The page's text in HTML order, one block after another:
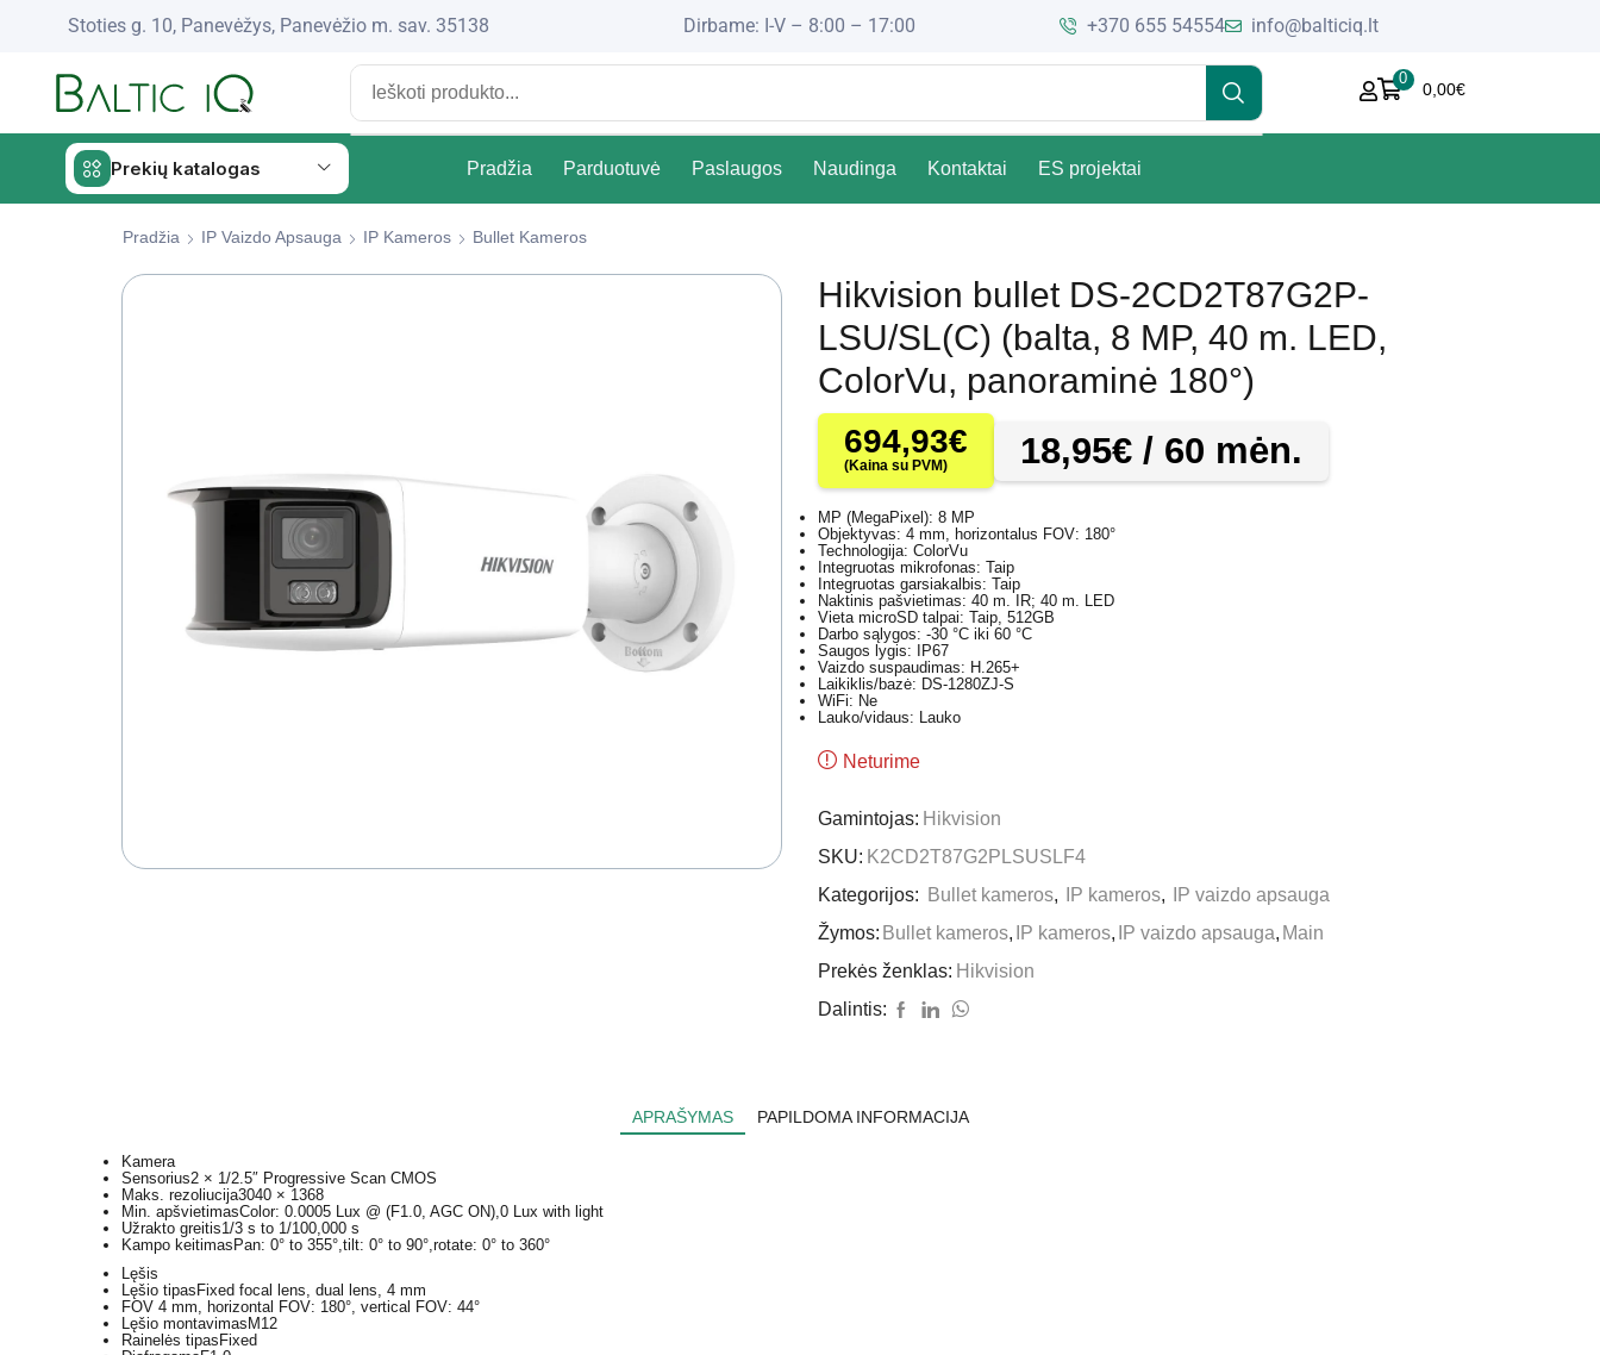
Stoties g. 10, Panevėžys, Panevėžio m. sav. 35138 Dirbame: I-V – 8:00 – 17:00 +370 655 54554 info@balticiq.lt
0
0,00€
Prekių katalogas Pradžia Parduotuvė Paslaugos Naudinga Kontaktai ES projektai
Pradžia IP Vaizdo Apsauga IP Kameros Bullet Kameros
Hikvision bullet DS-2CD2T87G2P-
LSU/SL(C) (balta, 8 MP, 40 m. LED,
ColorVu, panoraminė 180°)
694,93€
(Kaina su PVM) 18,95€ / 60 mėn.
MP (MegaPixel): 8 MP
Objektyvas: 4 mm, horizontalus FOV: 180°
Technologija: ColorVu
Integruotas mikrofonas: Taip
Integruotas garsiakalbis: Taip
Naktinis pašvietimas: 40 m. IR; 40 m. LED
Vieta microSD talpai: Taip, 512GB
Darbo sąlygos: -30 °C iki 60 °C
Saugos lygis: IP67
Vaizdo suspaudimas: H.265+
Laikiklis/bazė: DS-1280ZJ-S
WiFi: Ne
Lauko/vidaus: Lauko
Neturime
Gamintojas: Hikvision
SKU: K2CD2T87G2PLSUSLF4
Kategorijos:
Bullet kameros, IP kameros,
IP vaizdo apsauga
Žymos: Bullet kameros, IP kameros, IP vaizdo apsauga, Main
Prekės ženklas: Hikvision
Dalintis:
APRAŠYMAS PAPILDOMA INFORMACIJA
Kamera
Sensorius2 × 1/2.5″ Progressive Scan CMOS
Maks. rezoliucija3040 × 1368
Min. apšvietimasColor: 0.0005 Lux @ (F1.0, AGC ON),0 Lux with light
Užrakto greitis1/3 s to 1/100,000 s
Kampo keitimas Pan: 0° to 355°,tilt: 0° to 90°,rotate: 0° to 360°
Lęšis
Lęšio tipas Fixed focal lens, dual lens, 4 mm
FOV 4 mm, horizontal FOV: 180°, vertical FOV: 44°
Lęšio montavimas M12
Rainelės tipas Fixed